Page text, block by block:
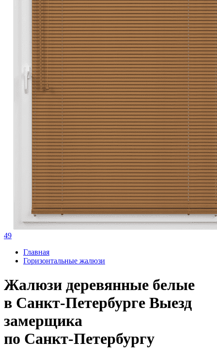
49
Главная
Горизонтальные жалюзи
Жалюзи деревянные белые
в Санкт-Петербурге Выезд
замерщика
по Санкт-Петербургу